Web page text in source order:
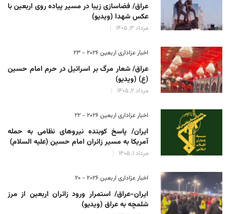
عراق/ فضاسازی زیبا در مسیر پیاده روی اربعین با
عکس شهدا (ویدیو)
مرداد 3, 1405
اخبار عزاداری اربعین ۲۰۲۶ - 23
عراق/ شعار مرگ بر اسرائیل در حرم امام حسین
(ع) (ویدیو)
مرداد 2, 1405
اخبار عزاداری اربعین ۲۰۲۶ - 22
ایران/ پاسخ کوبنده نیروهای نظامی به حمله
آمریکا به مسیر زائران امام حسین (علیه السلام)
مرداد 1, 1405
اخبار عزاداری اربعین ۲۰۲۶ - 20
ایران-عراق/ استمرار ورود زائران اربعین از مرز
شلمچه به عراق (ویدیو)